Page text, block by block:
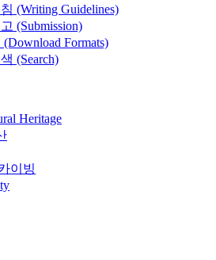
(Writing Guidelines)
(Submission)
Formats)
(Search)
Heritage
이빙